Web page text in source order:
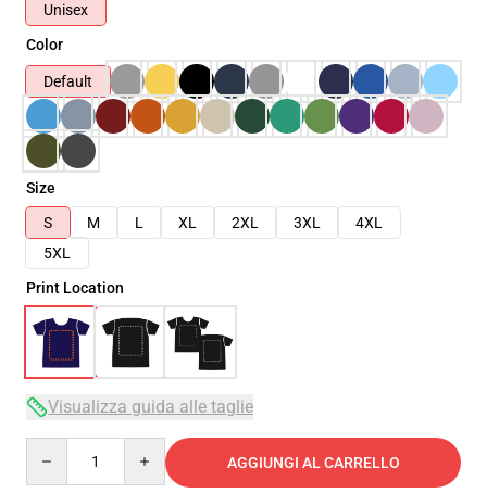
Unisex
Color
Default
Size
S
M L XL 2XL 3XL
4XL
5XL
Print Location
Visualizza guida alle taglie
AGGIUNGI AL CARRELLO